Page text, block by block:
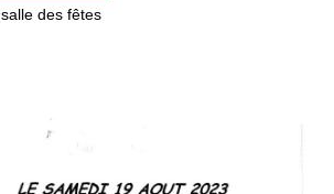
salle des fêtes